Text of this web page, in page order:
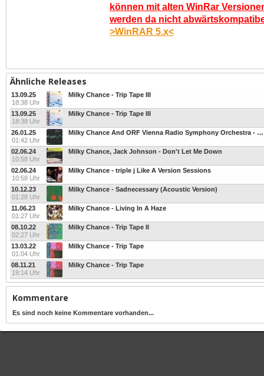
können mit alten WinRar
werden da nicht
>WinRAR 5.x<
Ähnliche Releases
13.09.25
18:38 Uhr
Milky Chance - Trip Tape III
13.09.25
18:38 Uhr
Milky Chance - Trip Tape III
26.01.25
01:42 Uhr
Milky Chance And ORF Vienna Radio Symphony Orchestra - Live From Vienna (FM4 Session)
02.06.24
10:58 Uhr
Milky Chance, Jack Johnson - Don't Let Me Down
02.06.24
10:58 Uhr
Milky Chance - triple j Like A Version Sessions
10.12.23
01:28 Uhr
Milky Chance - Sadnecessary (Acoustic Version)
11.06.23
01:27 Uhr
Milky Chance - Living In A Haze
08.10.22
02:27 Uhr
Milky Chance - Trip Tape II
13.03.22
01:04 Uhr
Milky Chance - Trip Tape
08.11.21
19:14 Uhr
Milky Chance - Trip Tape
Kommentare
Es sind noch keine Kommentare vorhanden...